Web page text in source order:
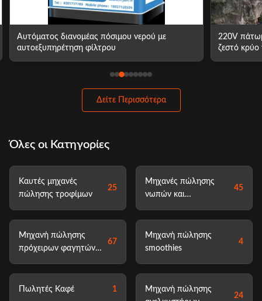
Αυτόματος διανομέας πόσιμου νερού με
αυτοεξυπηρέτηση φίλτρου
220V
ζεστό κρύο
Δείτε Περισσότερα
Όλες οι Κατηγορίες
Καυτές μηχανές
πώλησης τροφίμων
25
Μηχανές πώλησης
νωπών και
τροφίμων
45
Μηχανή πώλησης
πρόχειρων φαγητών
67
Μηχανή πώλησης
smoothies
4
Πωλητές Καφέ 1
Μηχανή πώλησης
24